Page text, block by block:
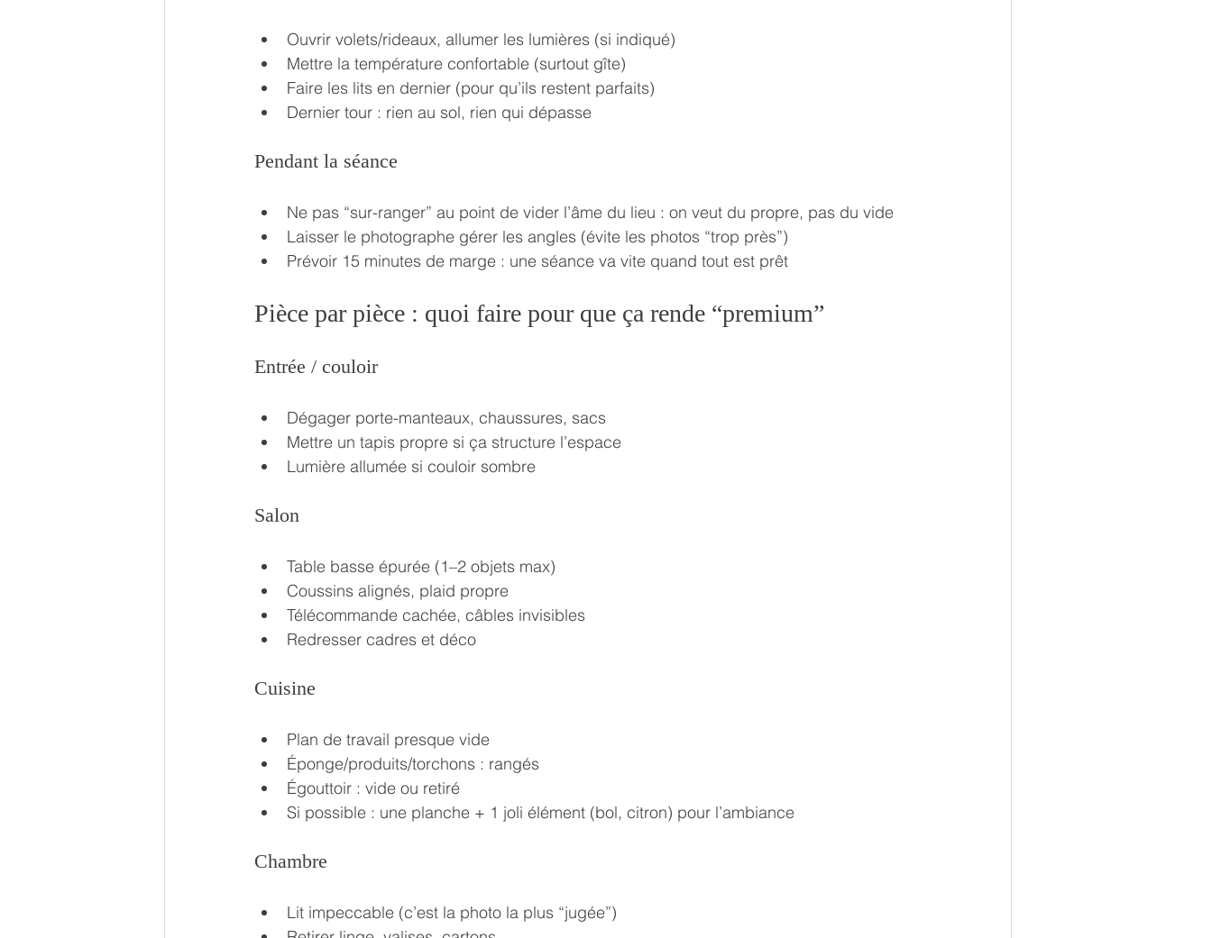
Ouvrir volets/rideaux, allumer les lumières (si indiqué)
Mettre la température confortable (surtout gîte)
Faire les lits en dernier (pour qu’ils restent parfaits)
Dernier tour : rien au sol, rien qui dépasse
Pendant la séance
Ne pas “sur-ranger” au point de vider l’âme du lieu : on veut du propre, pas du vide
Laisser le photographe gérer les angles (évite les photos “trop près”)
Prévoir 15 minutes de marge : une séance va vite quand tout est prêt
Pièce par pièce : quoi faire pour que ça rende “premium”
Entrée / couloir
Dégager porte-manteaux, chaussures, sacs
Mettre un tapis propre si ça structure l’espace
Lumière allumée si couloir sombre
Salon
Table basse épurée (1–2 objets max)
Coussins alignés, plaid propre
Télécommande cachée, câbles invisibles
Redresser cadres et déco
Cuisine
Plan de travail presque vide
Éponge/produits/torchons : rangés
Égouttoir : vide ou retiré
Si possible : une planche + 1 joli élément (bol, citron) pour l’ambiance
Chambre
Lit impeccable (c’est la photo la plus “jugée”)